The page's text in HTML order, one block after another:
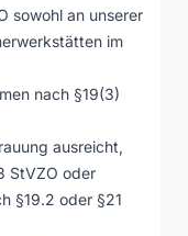
sowohl an unserer
im
nach §19(3)
ausreicht,
StVZO oder
§19.2 oder §21